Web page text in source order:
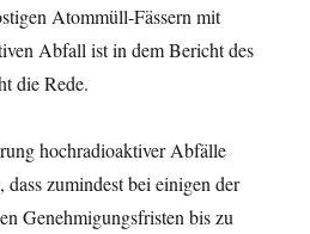
Atommüll-Fässern mit
Abfall ist in dem Bericht des
die Rede.
hochradioaktiver Abfälle
zumindest bei einigen der
Genehmigungsfristen bis zu